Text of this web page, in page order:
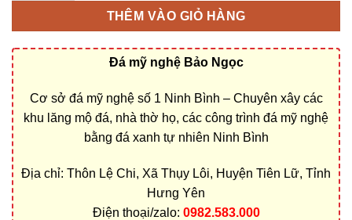
THÊM VÀO GIỎ HÀNG
Đá mỹ nghệ Bảo Ngọc
Cơ sở đá mỹ nghệ số 1 Ninh Bình – Chuyên xây các
khu lăng mộ đá, nhà thờ họ, các công trình đá mỹ nghệ
bằng đá xanh tự nhiên Ninh Bình
Địa chỉ: Thôn Lệ Chi, Xã Thụy Lôi, Huyện Tiên Lữ, Tỉnh
Hưng Yên
Điện thoại/zalo: 0982.583.000